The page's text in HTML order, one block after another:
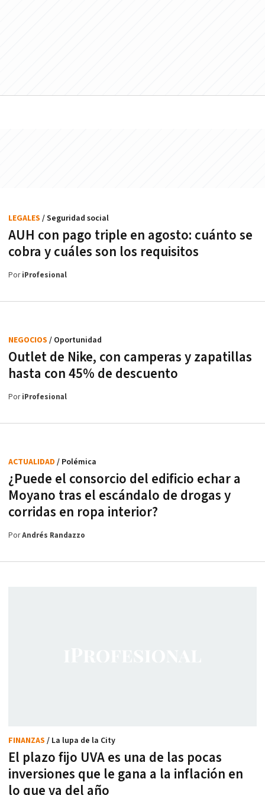
AUH con pago triple en agosto: cuánto se
cobra y cuáles son los requisitos
LEGALES / Seguridad social
PoriProfesional
Outlet de Nike, con camperas y zapatillas
hasta con 45% de descuento
NEGOCIOS / Oportunidad
PoriProfesional
¿Puede el consorcio del edificio echar a
Moyano tras el escándalo de drogas y
corridas en ropa interior?
ACTUALIDAD / Polémica
PorAndrés Randazzo
El plazo fijo UVA es una de las pocas
inversiones que le gana a la inflación en
lo que va del año
FINANZAS / La lupa de la City